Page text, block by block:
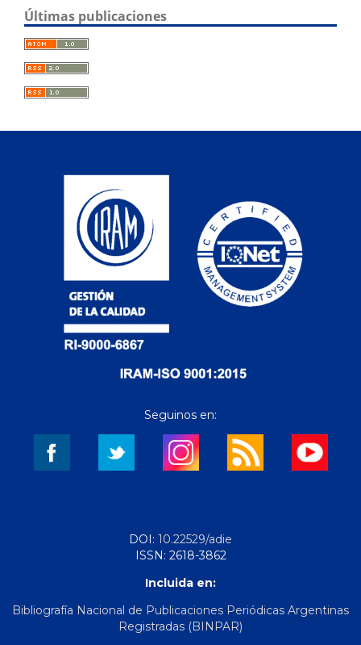
Últimas publicaciones
Seguinos en:
DOI: 10.22529/adie
ISSN: 2618-3862
Incluida en:
Bibliografía Nacional de Publicaciones Periódicas Argentinas
Registradas (BINPAR)